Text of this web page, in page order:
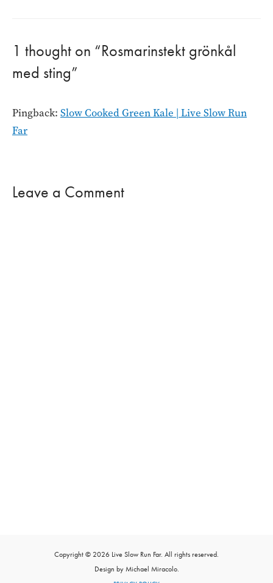
1 thought on “Rosmarinstekt grönkål
med sting”
Pingback: Slow Cooked Green Kale | Live Slow Run
Far
Leave a Comment
Copyright © 2026 Live Slow Run Far. All rights reserved.
Design by Michael Miracolo.